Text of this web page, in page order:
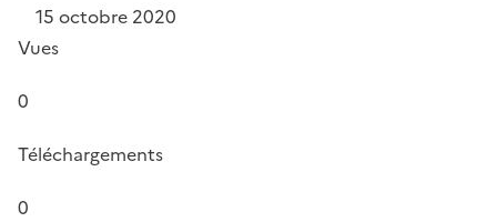
15 octobre 2020
Vues
0
Téléchargements
0